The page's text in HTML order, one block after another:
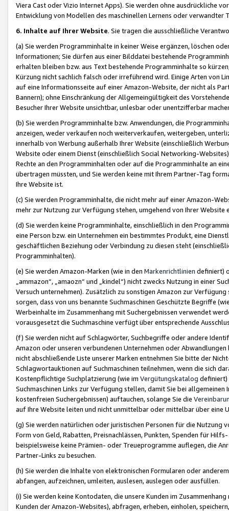
Viera Cast oder Vizio Internet Apps). Sie werden ohne ausdrückliche
Entwicklung von Modellen des maschinellen Lernens oder
6. Inhalte auf Ihrer Website. Sie tragen die ausschließliche
(a) Sie werden Programminhalte in keiner Weise ergänzen, löschen
Informationen; Sie dürfen aus einer Bilddatei bestehende
erhalten bleiben bzw. aus Text bestehende Programminhalte so
Kürzung nicht sachlich falsch oder irreführend wird. Einige Arten von
auf eine Informationsseite auf einer Amazon-Website, der nicht als
Bannern); ohne Einschränkung der Allgemeingültigkeit des
Besucher Ihrer Website unsichtbar, unlesbar oder unentzifferbar
(b) Sie werden Programminhalte bzw. Anwendungen, die
anzeigen, weder verkaufen noch weiterverkaufen, weitergeben,
innerhalb von Werbung außerhalb Ihrer Website (einschließlich
Website oder einem Dienst (einschließlich Social Networking-
Rechte an den Programminhalten oder auf die Programminhalte an
übertragen müssten, und Sie werden keine mit Ihrem Partner-Tag
Ihre Website ist.
(c) Sie werden Programminhalte, die nicht mehr auf einer Amazon-
mehr zur Nutzung zur Verfügung stehen, umgehend von Ihrer
(d) Sie werden keine Programminhalte, einschließlich in den
eine Person bzw. ein Unternehmen ein bestimmtes Produkt, eine
geschäftlichen Beziehung oder Verbindung zu diesen steht
Programminhalten).
(e) Sie werden Amazon-Marken (wie in den Markenrichtlinien definiert)
„ammazon“, „amaozn“ und „kindel“) nicht zwecks Nutzung in einer
Versuch unternehmen). Zusätzlich zu sonstigen Amazon zur
sorgen, dass von uns benannte Suchmaschinen Geschützte Begriffe
Werbeinhalte im Zusammenhang mit Suchergebnissen verwendet
vorausgesetzt die Suchmaschine verfügt über entsprechende
(f) Sie werden nicht auf Schlagwörter, Suchbegriffe oder andere
Amazon oder unseren verbundenen Unternehmen oder
nicht abschließende Liste unserer Marken entnehmen Sie bitte der
Schlagwortauktionen auf Suchmaschinen teilnehmen, wenn die sich
Kostenpflichtige Suchplatzierung (wie im Vergütungskatalog definiert)
Suchmaschinen Links zur Verfügung stellen, damit Sie bei
kostenfreien Suchergebnissen) auftauchen, solange Sie die
auf Ihre Website leiten und nicht unmittelbar oder mittelbar über eine
(g) Sie werden natürlichen oder juristischen Personen für die Nutzung
Form von Geld, Rabatten, Preisnachlässen, Punkten, Spenden für
beispielsweise keine Prämien- oder Treueprogramme auflegen, die
Partner-Links zu besuchen.
(h) Sie werden die Inhalte von elektronischen Formularen oder
abfangen, aufzeichnen, umleiten, auslesen, auslegen oder ausfüllen.
(i) Sie werden keine Kontodaten, die unsere Kunden im
Kunden der Amazon-Websites), abfragen, erheben, einholen,